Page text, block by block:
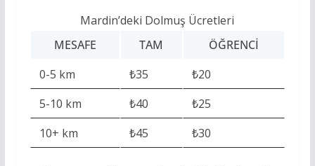
Mardin’deki Dolmuş Ücretleri
MESAFE
TAM
ÖĞRENCI
0-5 km
₺35
₺20
5-10 km
₺40
₺25
10+ km
₺45 ₺30